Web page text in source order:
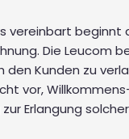
vereinbart
Die Leucom
den Kunden zu
vor,
Erlangung